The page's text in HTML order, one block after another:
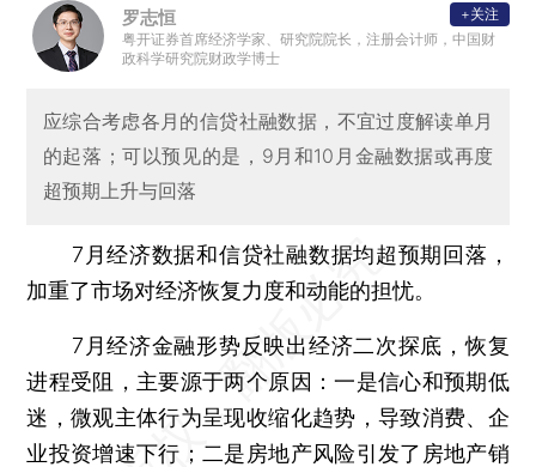
罗志恒
粤开证券首席经济学家、研究院院长，注册会计师，中国财
政科学研究院财政学博士
+关注
应综合考虑各月的信贷社融数据，不宜过度解读单月
的起落；可以预见的是，9月和10月金融数据或再度
超预期上升与回落
7月经济数据和信贷社融数据均超预期回落，
加重了市场对经济恢复力度和动能的担忧。
7月经济金融形势反映出经济二次探底，恢复
进程受阻，主要源于两个原因：一是信心和预期低
迷，微观主体行为呈现收缩化趋势，导致消费、企
业投资增速下行；二是房地产风险引发了房地产销